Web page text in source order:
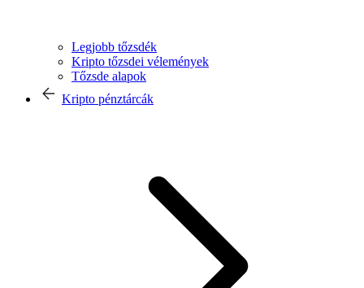
Legjobb tőzsdék
Kripto tőzsdei vélemények
Tőzsde alapok
Kripto pénztárcák